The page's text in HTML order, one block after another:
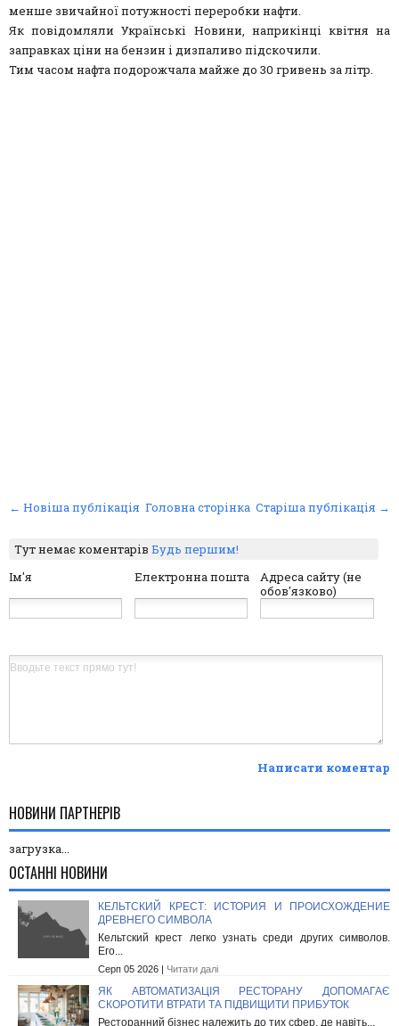
менше звичайної потужності переробки нафти.
Як повідомляли Українські Новини, наприкінці квітня на
заправках ціни на бензин і дизпаливо підскочили.
Тим часом нафта подорожчала майже до 30 гривень за літр.
← Новіша публікація Старіша публікація →
Головна сторінка
Тут немає коментарівБудь першим!
Ім'я
Електронна пошта
Адреса сайту (не
обов'язково)
Написати коментар
НОВИНИ ПАРТНЕРІВ
загрузка...
ОСТАННІ НОВИНИ
КЕЛЬТСКИЙ КРЕСТ: ИСТОРИЯ И ПРОИСХОЖДЕНИЕ
ДРЕВНЕГО СИМВОЛА
Кельтский крест легко узнать среди других символов.
Его...
Серп 05 2026 | Читати далі
ЯК АВТОМАТИЗАЦІЯ РЕСТОРАНУ ДОПОМАГАЄ
СКОРОТИТИ ВТРАТИ ТА ПІДВИЩИТИ ПРИБУТОК
Ресторанний бізнес належить до тих сфер, де навіть...